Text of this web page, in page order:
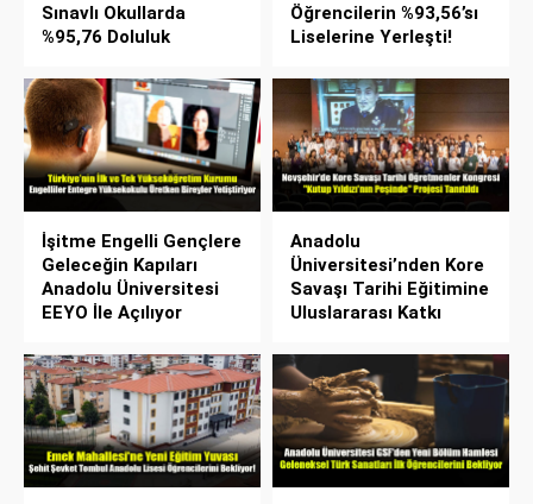
Sınavlı Okullarda
%95,76 Doluluk
Öğrencilerin %93,56’sı
Liselerine Yerleşti!
İşitme Engelli Gençlere
Geleceğin Kapıları
Anadolu Üniversitesi
EEYO İle Açılıyor
Anadolu
Üniversitesi’nden Kore
Savaşı Tarihi Eğitimine
Uluslararası Katkı